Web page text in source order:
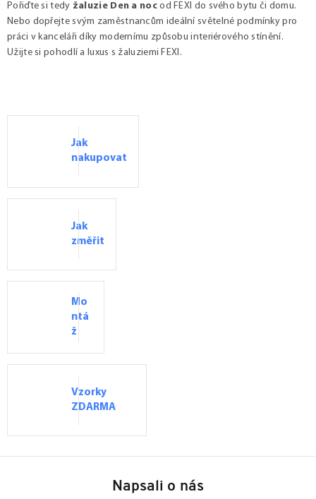
Pořiďte si tedy žaluzie Den a noc od FEXI do svého bytu či domu.
Nebo dopřejte svým zaměstnancům ideální světelné podmínky pro
práci v kanceláři díky modernímu způsobu interiérového stínění.
Užijte si pohodlí a luxus s žaluziemi FEXI.
Jak
nakupovat
Jak
změřit
Mo
ntá
ž
Vzorky
ZDARMA
Napsali o nás